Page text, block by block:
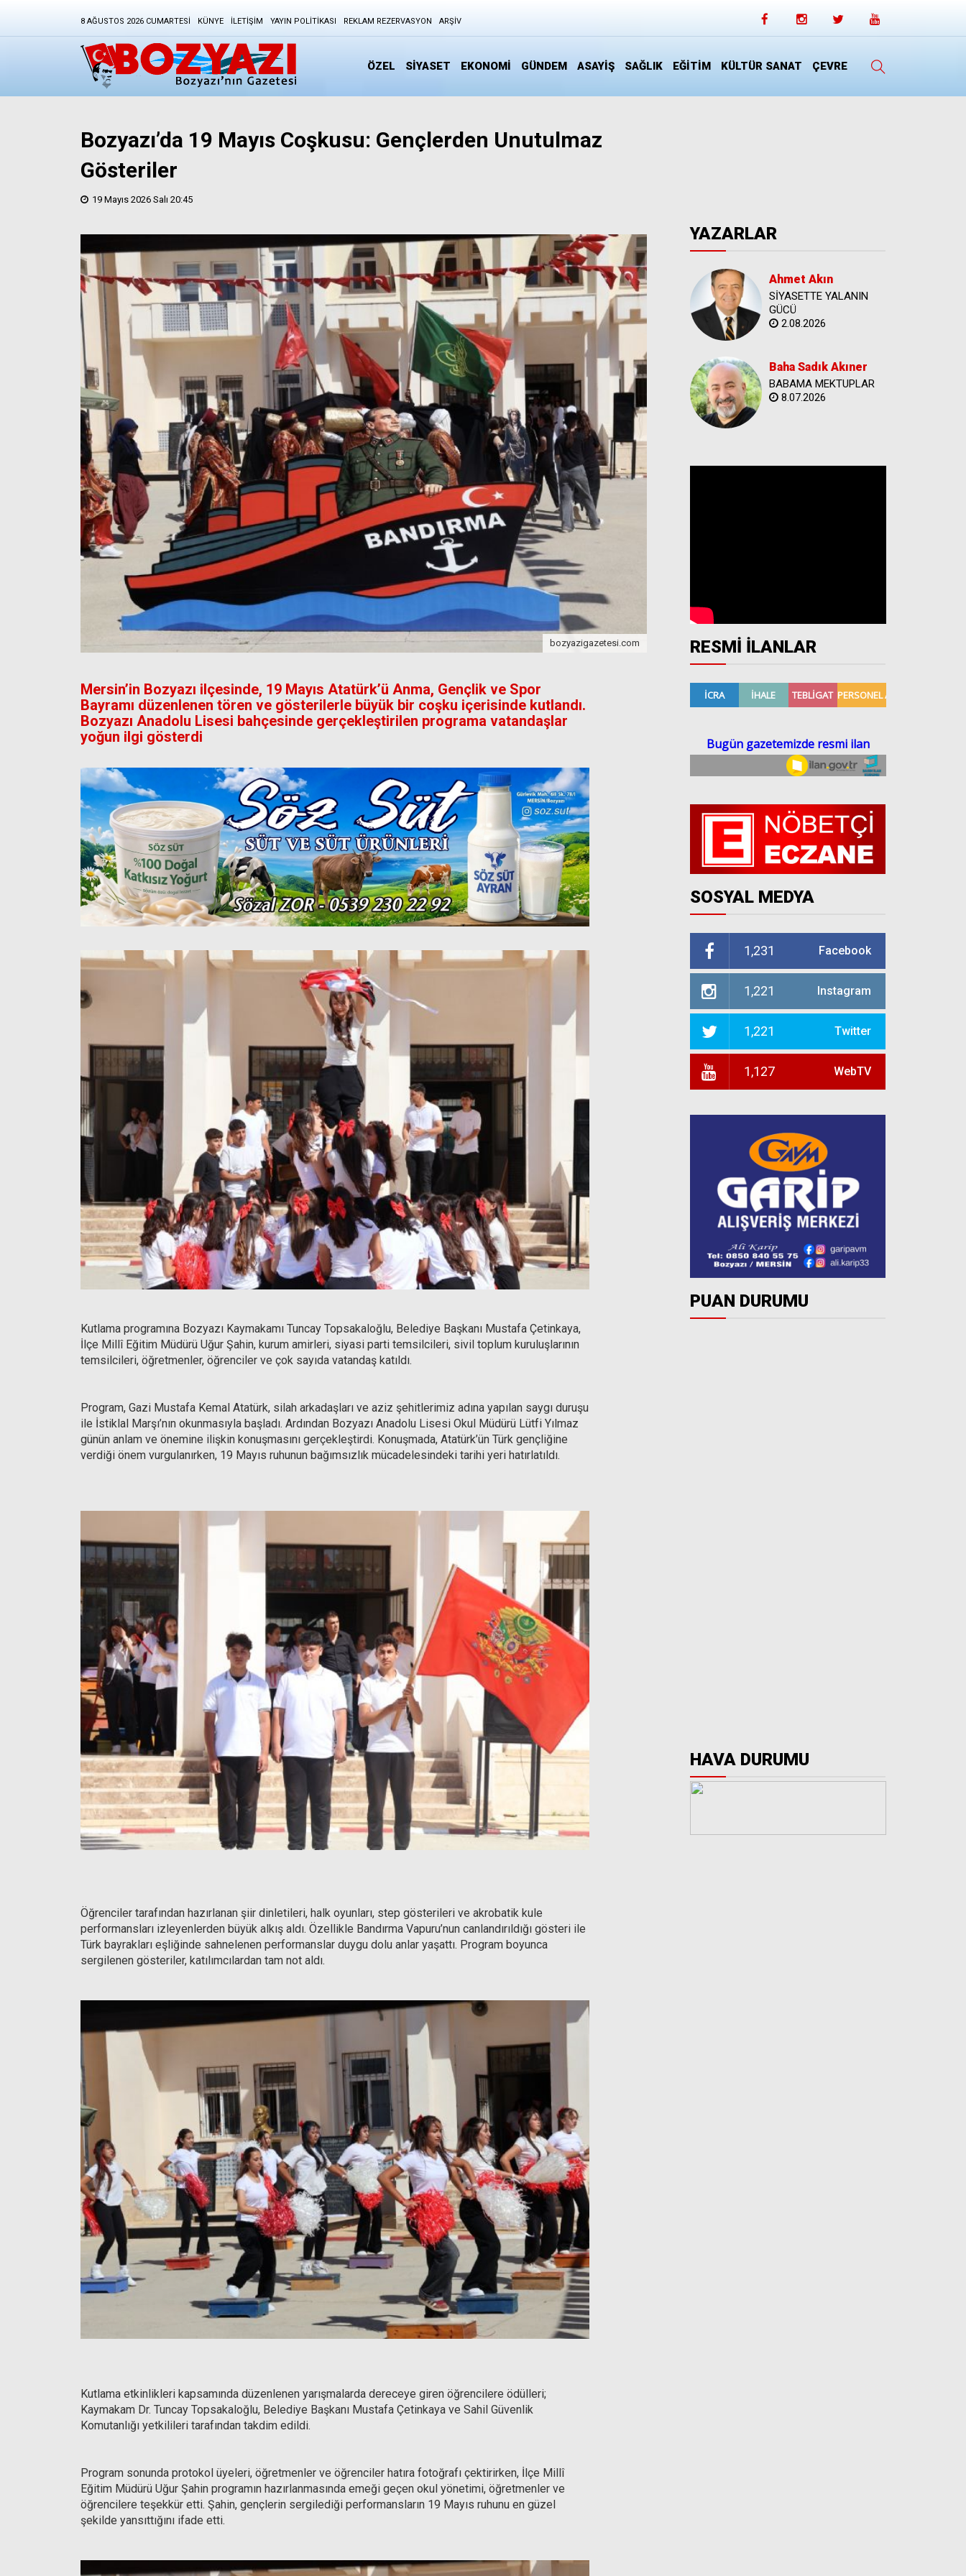
8 AĞUSTOS 2026 CUMARTESI KÜNYE İLETIŞIM YAYIN POLITIKASI REKLAM REZERVASYON ARŞIV
ÖZEL SİYASET EKONOMİ GÜNDEM ASAYİŞ SAĞLIK EĞİTİM KÜLTÜR SANAT ÇEVRE
Bozyazı’da 19 Mayıs Coşkusu: Gençlerden Unutulmaz
Gösteriler
19 Mayıs 2026 Salı 20:45
bozyazigazetesi.com
Mersin’in Bozyazı ilçesinde, 19 Mayıs Atatürk’ü Anma, Gençlik ve Spor
Bayramı düzenlenen tören ve gösterilerle büyük bir coşku içerisinde kutlandı.
Bozyazı Anadolu Lisesi bahçesinde gerçekleştirilen programa vatandaşlar
yoğun ilgi gösterdi
Kutlama programına Bozyazı Kaymakamı Tuncay Topsakaloğlu, Belediye Başkanı Mustafa Çetinkaya,
İlçe Millî Eğitim Müdürü Uğur Şahin, kurum amirleri, siyasi parti temsilcileri, sivil toplum kuruluşlarının
temsilcileri, öğretmenler, öğrenciler ve çok sayıda vatandaş katıldı.
Program, Gazi Mustafa Kemal Atatürk, silah arkadaşları ve aziz şehitlerimiz adına yapılan saygı duruşu
ile İstiklal Marşı’nın okunmasıyla başladı. Ardından Bozyazı Anadolu Lisesi Okul Müdürü Lütfi Yılmaz
günün anlam ve önemine ilişkin konuşmasını gerçekleştirdi. Konuşmada, Atatürk’ün Türk gençliğine
verdiği önem vurgulanırken, 19 Mayıs ruhunun bağımsızlık mücadelesindeki tarihi yeri hatırlatıldı.
Öğrenciler tarafından hazırlanan şiir dinletileri, halk oyunları, step gösterileri ve akrobatik kule
performansları izleyenlerden büyük alkış aldı. Özellikle Bandırma Vapuru’nun canlandırıldığı gösteri ile
Türk bayrakları eşliğinde sahnelenen performanslar duygu dolu anlar yaşattı. Program boyunca
sergilenen gösteriler, katılımcılardan tam not aldı.
Kutlama etkinlikleri kapsamında düzenlenen yarışmalarda dereceye giren öğrencilere ödülleri;
Kaymakam Dr. Tuncay Topsakaloğlu, Belediye Başkanı Mustafa Çetinkaya ve Sahil Güvenlik
Komutanlığı yetkilileri tarafından takdim edildi.
Program sonunda protokol üyeleri, öğretmenler ve öğrenciler hatıra fotoğrafı çektirirken, İlçe Millî
Eğitim Müdürü Uğur Şahin programın hazırlanmasında emeği geçen okul yönetimi, öğretmenler ve
öğrencilere teşekkür etti. Şahin, gençlerin sergilediği performansların 19 Mayıs ruhunu en güzel
şekilde yansıttığını ifade etti.
YAZARLAR
Ahmet Akın
SİYASETTE YALANIN
GÜCÜ
2.08.2026
Baha Sadık Akıner
BABAMA MEKTUPLAR
8.07.2026
RESMİ İLANLAR
SOSYAL MEDYA
1,231 Facebook
1,221 Instagram
1,221 Twitter
1,127 WebTV
PUAN DURUMU
HAVA DURUMU